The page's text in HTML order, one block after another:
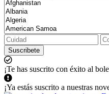
Suscribete
¡Te has suscrito con éxito al
¡Ya estás suscrito a nuestras